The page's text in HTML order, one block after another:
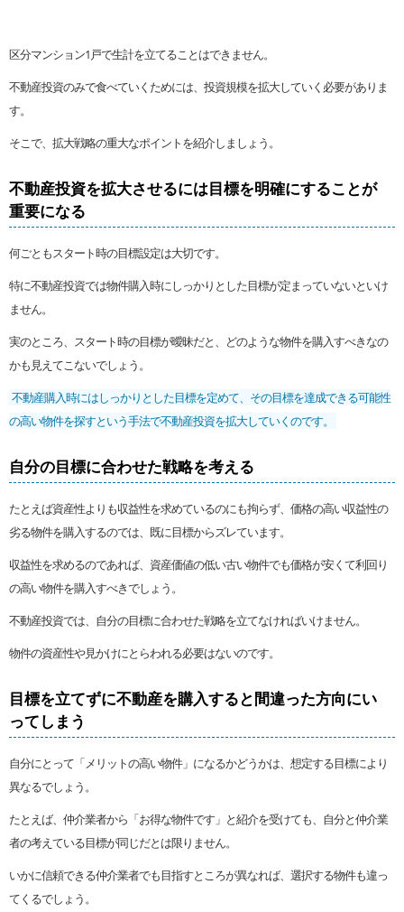
区分マンション1戸で生計を立てることはできません。
不動産投資のみで食べていくためには、投資規模を拡大していく必要がありま
す。
そこで、拡大戦略の重大なポイントを紹介しましょう。
不動産投資を拡大させるには目標を明確にすることが
重要になる
何ごともスタート時の目標設定は大切です。
特に不動産投資では物件購入時にしっかりとした目標が定まっていないといけ
ません。
実のところ、スタート時の目標が曖昧だと、どのような物件を購入すべきなの
かも見えてこないでしょう。
不動産購入時にはしっかりとした目標を定めて、その目標を達成できる可能性
の高い物件を探すという手法で不動産投資を拡大していくのです。
自分の目標に合わせた戦略を考える
たとえば資産性よりも収益性を求めているのにも拘らず、価格の高い収益性の
劣る物件を購入するのでは、既に目標からズレています。
収益性を求めるのであれば、資産価値の低い古い物件でも価格が安くて利回り
の高い物件を購入すべきでしょう。
不動産投資では、自分の目標に合わせた戦略を立てなければいけません。
物件の資産性や見かけにとらわれる必要はないのです。
目標を立てずに不動産を購入すると間違った方向にい
ってしまう
自分にとって「メリットの高い物件」になるかどうかは、想定する目標により
異なるでしょう。
たとえば、仲介業者から「お得な物件です」と紹介を受けても、自分と仲介業
者の考えている目標が同じだとは限りません。
いかに信頼できる仲介業者でも目指すところが異なれば、選択する物件も違っ
てくるでしょう。